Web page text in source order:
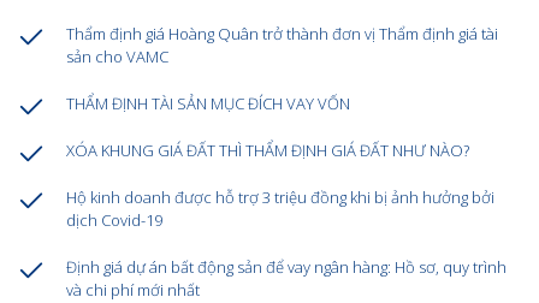
Thẩm định giá Hoàng Quân trở thành đơn vị Thẩm định giá tài
sản cho VAMC
THẨM ĐỊNH TÀI SẢN MỤC ĐÍCH VAY VỐN
XÓA KHUNG GIÁ ĐẤT THÌ THẨM ĐỊNH GIÁ ĐẤT NHƯ NÀO?
Hộ kinh doanh được hỗ trợ 3 triệu đồng khi bị ảnh hưởng bởi
dịch Covid-19
Định giá dự án bất động sản để vay ngân hàng: Hồ sơ, quy trình
và chi phí mới nhất